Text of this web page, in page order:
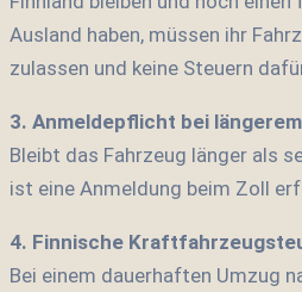
Ausland haben, müssen ihr
zulassen und keine Steuern
3. Anmeldepflicht bei
Bleibt das Fahrzeug länger als
ist eine Anmeldung beim Zoll
4. Finnische
Bei einem dauerhaften Umzug